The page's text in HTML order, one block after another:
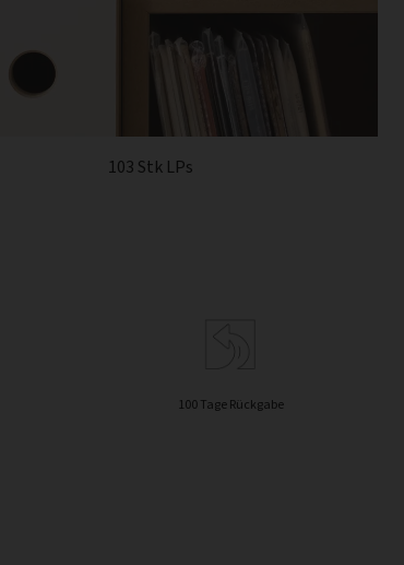
103 Stk LPs
100 Tage Rückgabe